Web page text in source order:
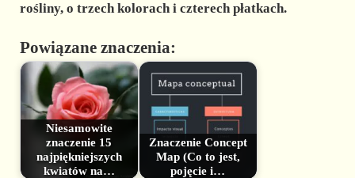
rośliny, o trzech kolorach i czterech płatkach.
Powiązane znaczenia:
Niesamowite
znaczenie 15
najpiękniejszych
kwiatów na…
Znaczenie Concept
Map (Co to jest,
pojęcie i…